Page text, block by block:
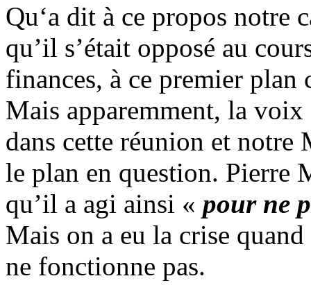
Qu‘a dit à ce propos notre
qu’il s’était opposé au
finances, à ce premier plan
Mais apparemment, la voix
dans cette réunion et notre
le plan en question. Pierre
qu’il a agi ainsi « pour ne
Mais on a eu la crise
ne fonctionne pas.